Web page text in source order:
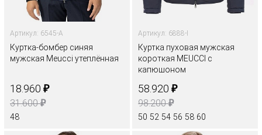
Артикул: 6545-A
Куртка-бомбер синяя
мужская Meucci утеплённая
18.960 ₽
31.600₽
48
Артикул: 6888-I
Куртка пуховая мужская
короткая MEUCCI с
капюшоном
58.920 ₽
98.200₽
50 52 54 56 58 60